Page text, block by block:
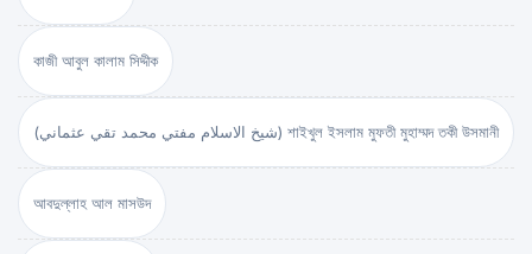
কাজী আবুল কালাম সিদ্দীক
(شيخ الاسلام مفتي محمد تقي عثماني) শাইখুল ইসলাম মুফতী মুহাম্মদ তকী উসমানী
আবদুল্লাহ আল মাসউদ